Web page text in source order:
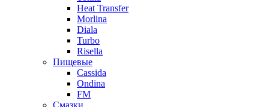
Heat Transfer
Morlina
Diala
Turbo
Risella
Пищевые
Cassida
Ondina
FM
Смазки